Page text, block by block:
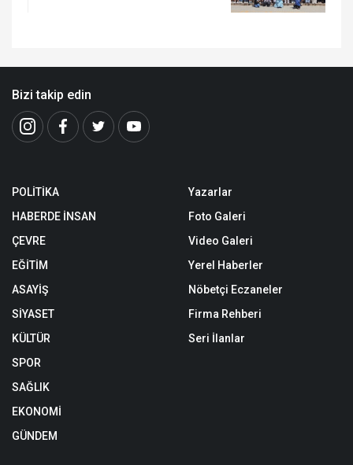
Bizi takip edin
POLİTİKA
HABERDE İNSAN
ÇEVRE
EĞİTİM
ASAYİŞ
SİYASET
KÜLTÜR
SPOR
SAĞLIK
EKONOMİ
GÜNDEM
Yazarlar
Foto Galeri
Video Galeri
Yerel Haberler
Nöbetçi Eczaneler
Firma Rehberi
Seri İlanlar